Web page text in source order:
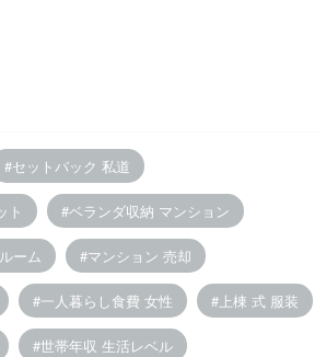
セットバック 私道
ト ベランダ収納 マンション
ーム マンション 売却
一人暮らし食費 女性 上棟 式 服装
世帯年収 生活レベル